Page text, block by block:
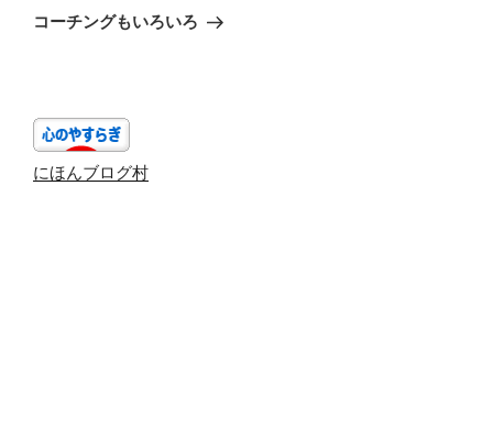
ゲ
ン
の
コーチングもいろいろ
にほんブログ村